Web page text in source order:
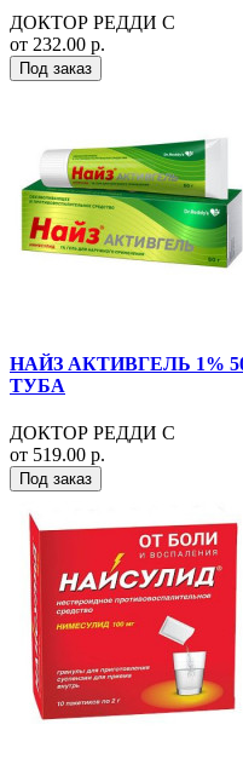
ДОКТОР РЕДДИ С
от 232.00 р.
Под заказ
НАЙЗ АКТИВГЕЛЬ 1%
ТУБА
ДОКТОР РЕДДИ С
от 519.00 р.
Под заказ